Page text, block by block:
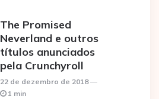
The Promised
Neverland e outros
títulos anunciados
pela Crunchyroll
22 de dezembro de 2018
1 min